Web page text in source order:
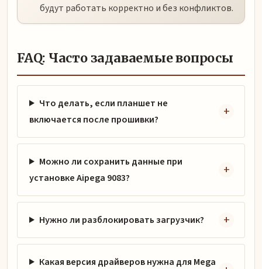
будут работать корректно и без конфликтов.
FAQ: Часто задаваемые вопросы
Что делать, если планшет не
включается после прошивки?
Можно ли сохранить данные при
установке Aipega 9083?
Нужно ли разблокировать загрузчик?
Какая версия драйверов нужна для Mega